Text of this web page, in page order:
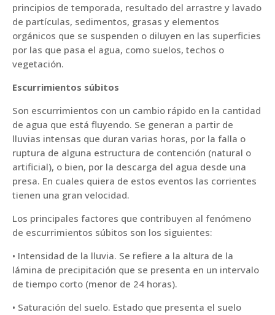
principios de temporada, resultado del arrastre y lavado
de partículas, sedimentos, grasas y elementos
orgánicos que se suspenden o diluyen en las superficies
por las que pasa el agua, como suelos, techos o
vegetación.
Escurrimientos súbitos
Son escurrimientos con un cambio rápido en la cantidad
de agua que está fluyendo. Se generan a partir de
lluvias intensas que duran varias horas, por la falla o
ruptura de alguna estructura de contención (natural o
artificial), o bien, por la descarga del agua desde una
presa. En cuales quiera de estos eventos las corrientes
tienen una gran velocidad.
Los principales factores que contribuyen al fenómeno
de escurrimientos súbitos son los siguientes:
• Intensidad de la lluvia. Se refiere a la altura de la
lámina de precipitación que se presenta en un intervalo
de tiempo corto (menor de 24 horas).
• Saturación del suelo. Estado que presenta el suelo